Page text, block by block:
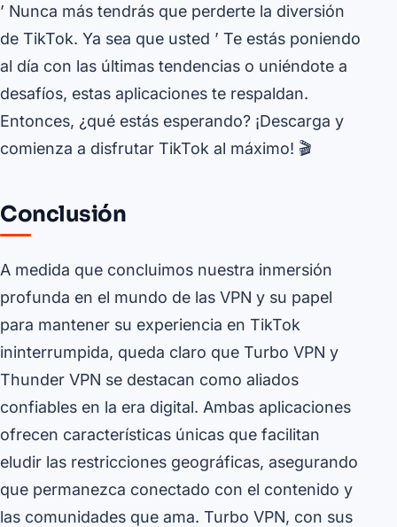
’ Nunca más tendrás que perderte la diversión
de TikTok. Ya sea que usted ’ Te estás poniendo
al día con las últimas tendencias o uniéndote a
desafíos, estas aplicaciones te respaldan.
Entonces, ¿qué estás esperando? ¡Descarga y
comienza a disfrutar TikTok al máximo! 🎬
Conclusión
A medida que concluimos nuestra inmersión
profunda en el mundo de las VPN y su papel
para mantener su experiencia en TikTok
ininterrumpida, queda claro que Turbo VPN y
Thunder VPN se destacan como aliados
confiables en la era digital. Ambas aplicaciones
ofrecen características únicas que facilitan
eludir las restricciones geográficas, asegurando
que permanezca conectado con el contenido y
las comunidades que ama. Turbo VPN, con sus